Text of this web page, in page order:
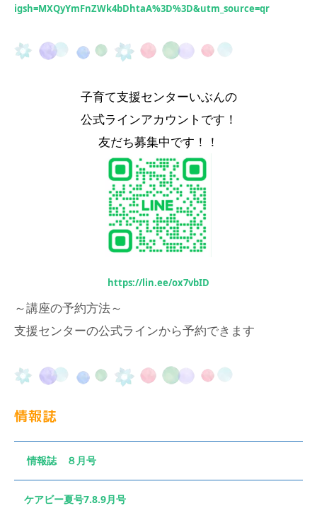
igsh=MXQyYmFnZWk4bDhtaA%3D%3D&utm_source=qr
子育て支援センターいぶんの
公式ラインアカウントです！
友だち募集中です！！
https://lin.ee/ox7vbID
～講座の予約方法～
支援センターの公式ラインから予約できます
情報誌
情報誌 ８月号
ケアビー夏号7.8.9月号